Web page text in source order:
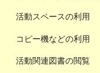
活動スペースの利用
コピー機などの利用
活動関連図書の閲覧